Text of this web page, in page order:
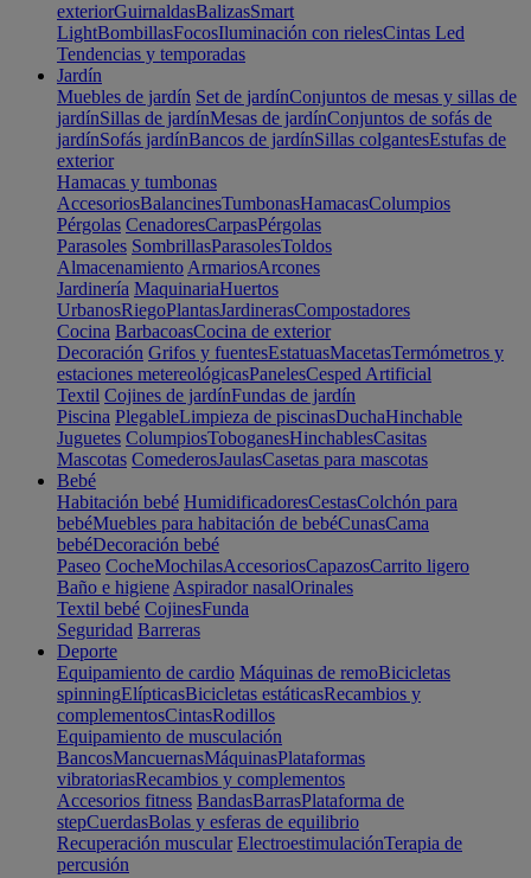
exteriorGuirnaldasBalizasSmart
LightBombillasFocosIluminación con rielesCintas Led
Tendencias y temporadas
Jardín
Muebles de jardín Set de jardínConjuntos de mesas y sillas de
jardínSillas de jardínMesas de jardínConjuntos de sofás de
jardínSofás jardínBancos de jardínSillas colgantesEstufas de
exterior
Hamacas y tumbonas
AccesoriosBalancinesTumbonasHamacasColumpios
Pérgolas CenadoresCarpasPérgolas
Parasoles SombrillasParasolesToldos
Almacenamiento ArmariosArcones
Jardinería MaquinariaHuertos
UrbanosRiegoPlantasJardinerasCompostadores
Cocina BarbacoasCocina de exterior
Decoración Grifos y fuentesEstatuasMacetasTermómetros y
estaciones metereológicasPanelesCesped Artificial
Textil Cojines de jardínFundas de jardín
Piscina PlegableLimpieza de piscinasDuchaHinchable
Juguetes ColumpiosToboganesHinchablesCasitas
Mascotas ComederosJaulasCasetas para mascotas
Bebé
Habitación bebé HumidificadoresCestasColchón para
bebéMuebles para habitación de bebéCunasCama
bebéDecoración bebé
Paseo CocheMochilasAccesoriosCapazosCarrito ligero
Baño e higiene Aspirador nasalOrinales
Textil bebé CojinesFunda
Seguridad Barreras
Deporte
Equipamiento de cardio Máquinas de remoBicicletas
spinningElípticasBicicletas estáticasRecambios y
complementosCintasRodillos
Equipamiento de musculación
BancosMancuernasMáquinasPlataformas
vibratoriasRecambios y complementos
Accesorios fitness BandasBarrasPlataforma de
stepCuerdasBolas y esferas de equilibrio
Recuperación muscular ElectroestimulaciónTerapia de
percusión